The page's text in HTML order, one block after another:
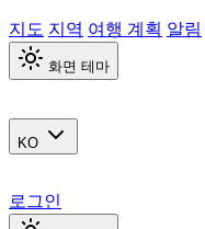
지도 지역 여행 계획 알림
화면 테마
KO
로그인